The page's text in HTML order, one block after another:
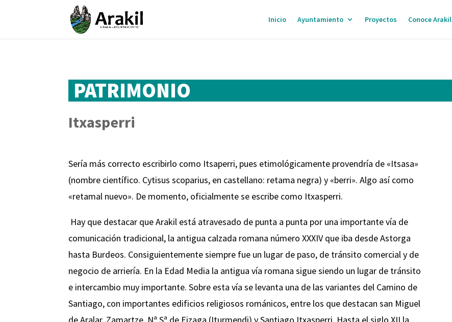
Inicio Ayuntamiento Proyectos Conoce Arakil
PATRIMONIO
Itxasperri
Sería más correcto escribirlo como Itsaperri, pues etimológicamente provendría de «Itsasa»
(nombre científico. Cytisus scoparius, en castellano: retama negra) y «berri». Algo así como
«retamal nuevo». De momento, oficialmente se escribe como Itxasperri.
Hay que destacar que Arakil está atravesado de punta a punta por una importante vía de
comunicación tradicional, la antigua calzada romana número XXXIV que iba desde Astorga
hasta Burdeos. Consiguientemente siempre fue un lugar de paso, de tránsito comercial y de
negocio de arriería. En la Edad Media la antigua vía romana sigue siendo un lugar de tránsito
e intercambio muy importante. Sobre esta vía se levanta una de las variantes del Camino de
Santiago, con importantes edificios religiosos románicos, entre los que destacan san Miguel